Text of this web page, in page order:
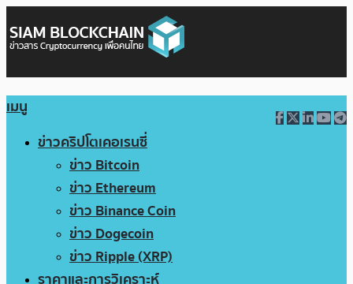
เมนู
ข่าวคริปโตเคอเรนซี่
ข่าว Bitcoin
ข่าว Ethereum
ข่าว Binance Coin
ข่าว Dogecoin
ข่าว Ripple (XRP)